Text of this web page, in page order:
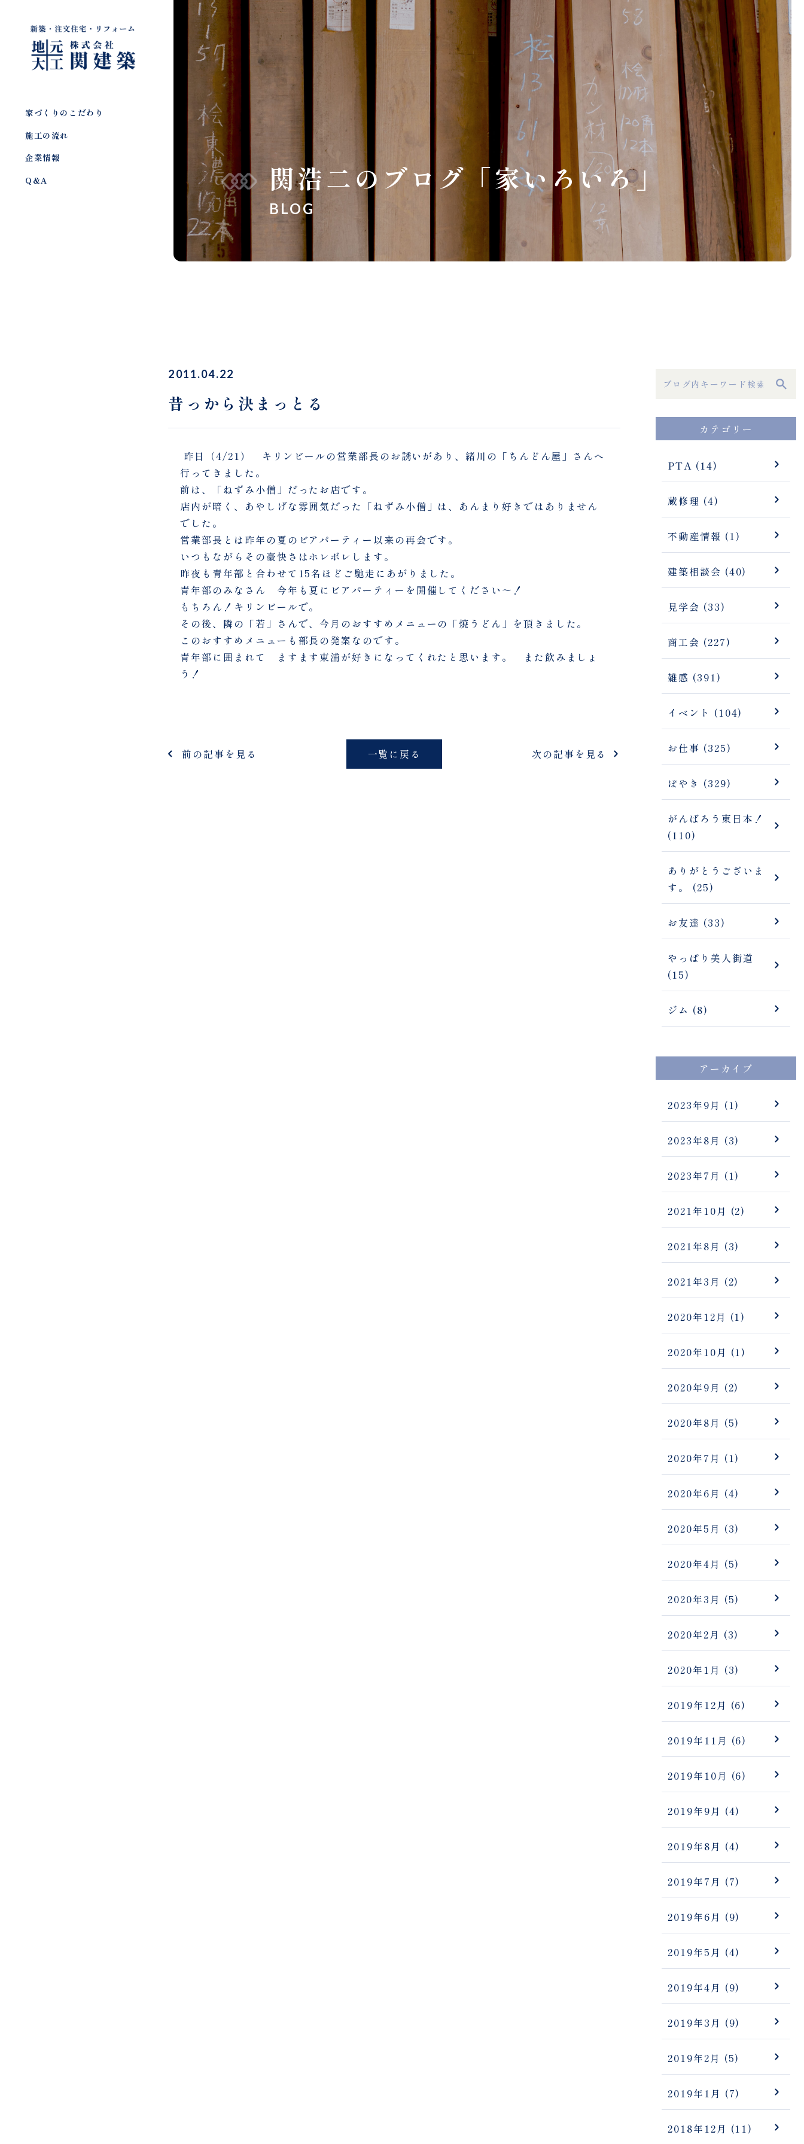
家づくりのこだわり
施工の流れ
企業情報
Q&A
関浩二のブログ「家いろいろ」
BLOG
2011.04.22
昔っから決まっとる
昨日（4/21） キリンビールの営業部長のお誘いがあり、緒川の「ちんどん屋」さんへ
行ってきました。
前は、「ねずみ小僧」だったお店です。
店内が暗く、あやしげな雰囲気だった「ねずみ小僧」は、あんまり好きではありません
でした。
営業部長とは昨年の夏のビアパーティー以来の再会です。
いつもながらその豪快さはホレボレします。
昨夜も青年部と合わせて15名ほどご馳走にあがりました。
青年部のみなさん 今年も夏にビアパーティーを開催してください～！
もちろん！キリンビールで。
その後、隣の「若」さんで、今月のおすすめメニューの「焼うどん」を頂きました。
このおすすめメニューも部長の発案なのです。
青年部に囲まれて ますます東浦が好きになってくれたと思います。 また飲みましょ
う！
前の記事を見る 一覧に戻る 次の記事を見る
カテゴリー
PTA (14)
蔵修理 (4)
不動産情報 (1)
建築相談会 (40)
見学会 (33)
商工会 (227)
雑感 (391)
イベント (104)
お仕事 (325)
ぼやき (329)
がんばろう東日本！
(110)
ありがとうございま
す。 (25)
お友達 (33)
やっぱり美人街道
(15)
ジム (8)
アーカイブ
2023年9月 (1)
2023年8月 (3)
2023年7月 (1)
2021年10月 (2)
2021年8月 (3)
2021年3月 (2)
2020年12月 (1)
2020年10月 (1)
2020年9月 (2)
2020年8月 (5)
2020年7月 (1)
2020年6月 (4)
2020年5月 (3)
2020年4月 (5)
2020年3月 (5)
2020年2月 (3)
2020年1月 (3)
2019年12月 (6)
2019年11月 (6)
2019年10月 (6)
2019年9月 (4)
2019年8月 (4)
2019年7月 (7)
2019年6月 (9)
2019年5月 (4)
2019年4月 (9)
2019年3月 (9)
2019年2月 (5)
2019年1月 (7)
2018年12月 (11)